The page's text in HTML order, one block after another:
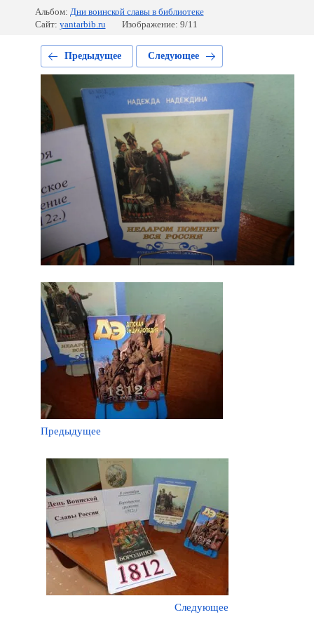
Альбом: Дни воинской славы в библиотеке
Сайт: yantarbib.ru Изображение: 9/11
Предыдущее Следующее
Предыдущее
Следующее